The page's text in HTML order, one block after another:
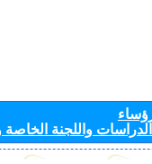
واللجنة